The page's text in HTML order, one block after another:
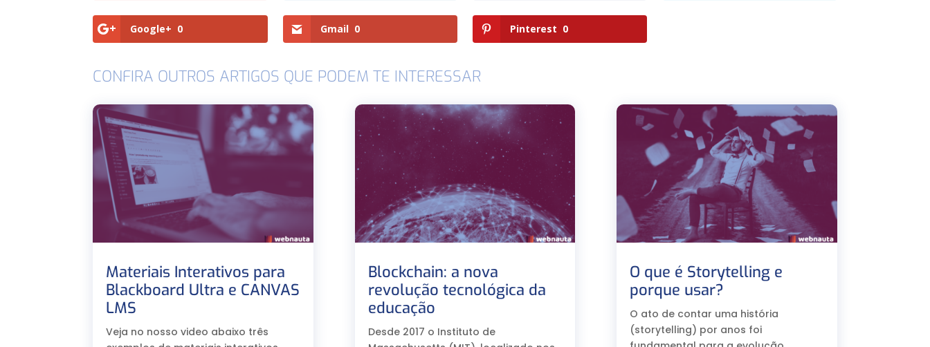
Google+ 0 Gmail 0 Pinterest 0
CONFIRA OUTROS ARTIGOS QUE PODEM TE INTERESSAR
Materiais Interativos para
Blackboard Ultra e CANVAS
LMS
Veja no nosso video abaixo três
Blockchain: a nova
revolução tecnológica da
educação
Desde 2017 o Instituto de
O que é Storytelling e
porque usar?
O ato de contar uma história
(storytelling) por anos foi